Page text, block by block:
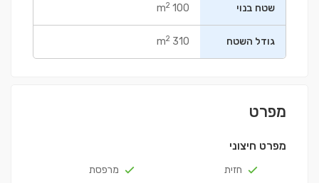
שטח בנוי 100 m
2
גודל השטח 310 m
2
מפרט
מפרט חיצוני
חזית
מרפסת